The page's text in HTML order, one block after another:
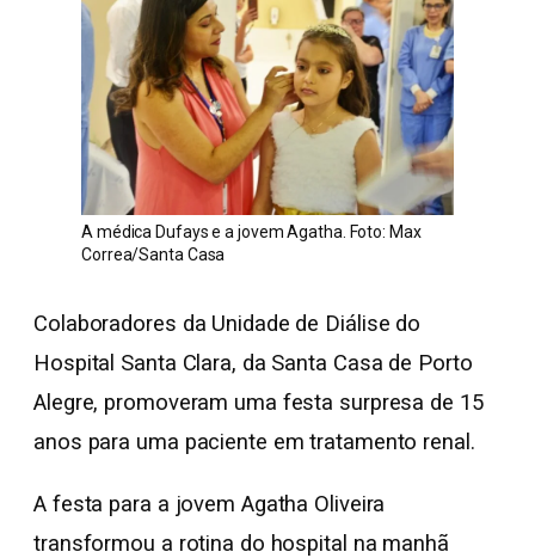
A médica Dufays e a jovem Agatha. Foto: Max
Correa/Santa Casa
Colaboradores da Unidade de Diálise do
Hospital Santa Clara, da Santa Casa de Porto
Alegre, promoveram uma festa surpresa de 15
anos para uma paciente em tratamento renal.
A festa para a jovem Agatha Oliveira
transformou a rotina do hospital na manhã